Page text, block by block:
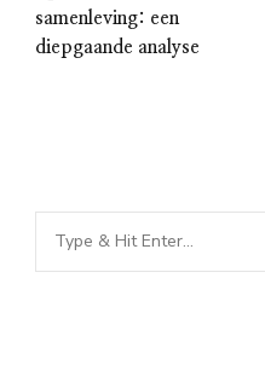
samenleving: een
diepgaande analyse
Looking
for